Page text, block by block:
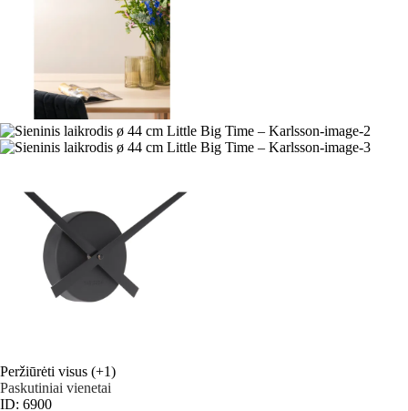
Peržiūrėti visus (+1)
Paskutiniai vienetai
ID: 6900